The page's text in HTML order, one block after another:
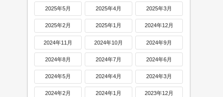
2025年5月 2025年4月 2025年3月
2025年2月 2025年1月 2024年12月
2024年11月 2024年10月 2024年9月
2024年8月 2024年7月 2024年6月
2024年5月 2024年4月 2024年3月
2024年2月 2024年1月 2023年12月